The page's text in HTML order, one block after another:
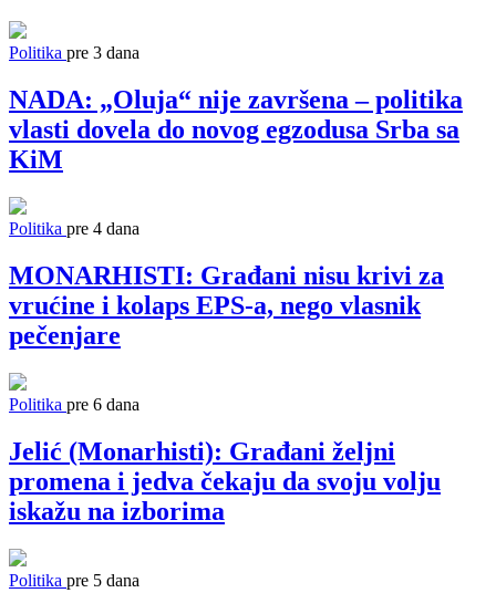
Politika pre 3 dana
NADA: „Oluja“ nije završena – politika
vlasti dovela do novog egzodusa Srba sa
KiM
Politika pre 4 dana
MONARHISTI: Građani nisu krivi za
vrućine i kolaps EPS-a, nego vlasnik
pečenjare
Politika pre 6 dana
Jelić (Monarhisti): Građani željni
promena i jedva čekaju da svoju volju
iskažu na izborima
Politika pre 5 dana